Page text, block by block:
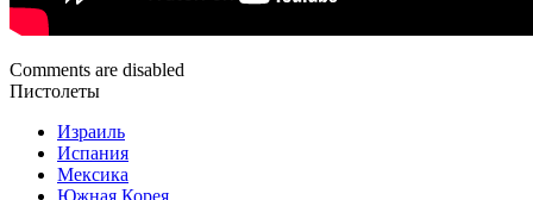
Comments are disabled
Пистолеты
Израиль
Испания
Мексика
Южная Корея